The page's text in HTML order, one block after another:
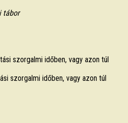
tábor
szorgalmi időben, vagy azon túl
szorgalmi időben, vagy azon túl